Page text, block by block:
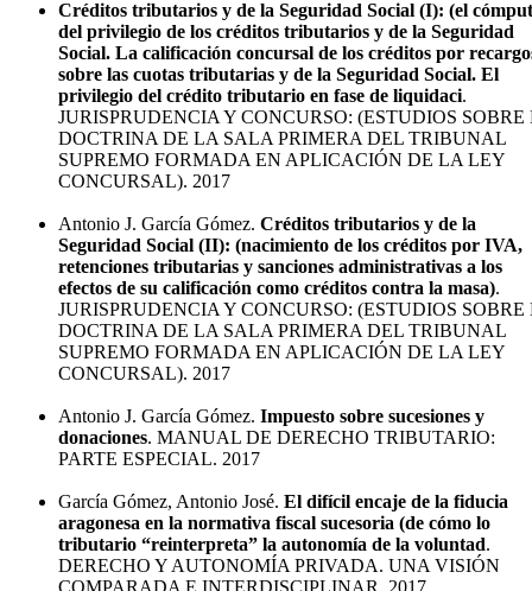
Créditos tributarios y de la Seguridad Social (I): (el
del privilegio de los créditos tributarios y de la Seguridad
Social. La calificación concursal de los créditos por
sobre las cuotas tributarias y de la Seguridad Social. El
privilegio del crédito tributario en fase de liquidaci.
JURISPRUDENCIA Y CONCURSO: (ESTUDIOS SOBRE
DOCTRINA DE LA SALA PRIMERA DEL TRIBUNAL
SUPREMO FORMADA EN APLICACIÓN DE LA LEY
CONCURSAL). 2017
Antonio J. García Gómez. Créditos tributarios y de la
Seguridad Social (II): (nacimiento de los créditos por IVA,
retenciones tributarias y sanciones administrativas a los
efectos de su calificación como créditos contra la masa).
JURISPRUDENCIA Y CONCURSO: (ESTUDIOS SOBRE
DOCTRINA DE LA SALA PRIMERA DEL TRIBUNAL
SUPREMO FORMADA EN APLICACIÓN DE LA LEY
CONCURSAL). 2017
Antonio J. García Gómez. Impuesto sobre sucesiones y
donaciones. MANUAL DE DERECHO TRIBUTARIO:
PARTE ESPECIAL. 2017
García Gómez, Antonio José. El difícil encaje de la fiducia
aragonesa en la normativa fiscal sucesoria (de cómo lo
tributario “reinterpreta” la autonomía de la voluntad.
DERECHO Y AUTONOMÍA PRIVADA. UNA VISIÓN
COMPARADA E INTERDISCIPLINAR. 2017